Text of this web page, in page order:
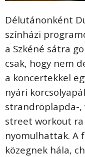
Délutánonként
színházi
a Szkéné sátra
csak, hogy nem
a koncertekkel
nyári
strandröplapda-,
street workout
nyomulhattak. A
közegnek hála,